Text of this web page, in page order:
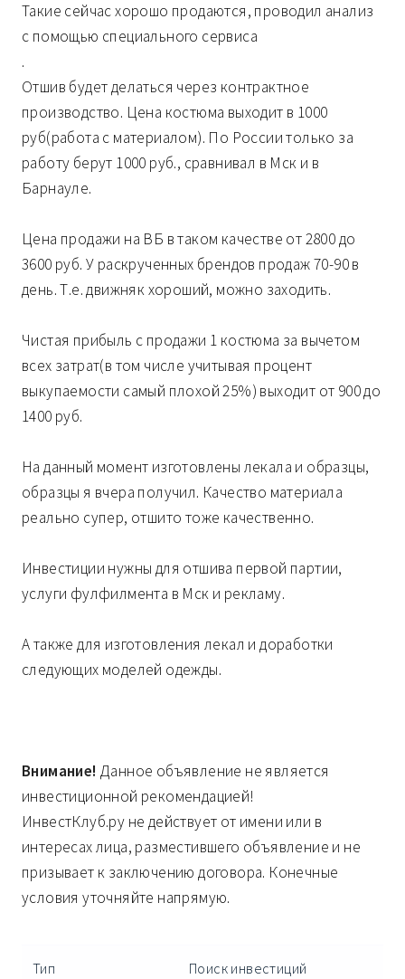
Такие сейчас хорошо продаются, проводил анализ
с помощью специального сервиса
.
Отшив будет делаться через контрактное
производство. Цена костюма выходит в 1000
руб(работа с материалом). По России только за
работу берут 1000 руб., сравнивал в Мск и в
Барнауле.
Цена продажи на ВБ в таком качестве от 2800 до
3600 руб. У раскрученных брендов продаж 70-90 в
день. Т.е. движняк хороший, можно заходить.
Чистая прибыль с продажи 1 костюма за вычетом
всех затрат(в том числе учитывая процент
выкупаемости самый плохой 25%) выходит от 900 до
1400 руб.
На данный момент изготовлены лекала и образцы,
образцы я вчера получил. Качество материала
реально супер, отшито тоже качественно.
Инвестиции нужны для отшива первой партии,
услуги фулфилмента в Мск и рекламу.
А также для изготовления лекал и доработки
следующих моделей одежды.
Внимание! Данное объявление не является
инвестиционной рекомендацией!
ИнвестКлуб.ру не действует от имени или в
интересах лица, разместившего объявление и не
призывает к заключению договора. Конечные
условия уточняйте напрямую.
Тип Поиск инвестиций